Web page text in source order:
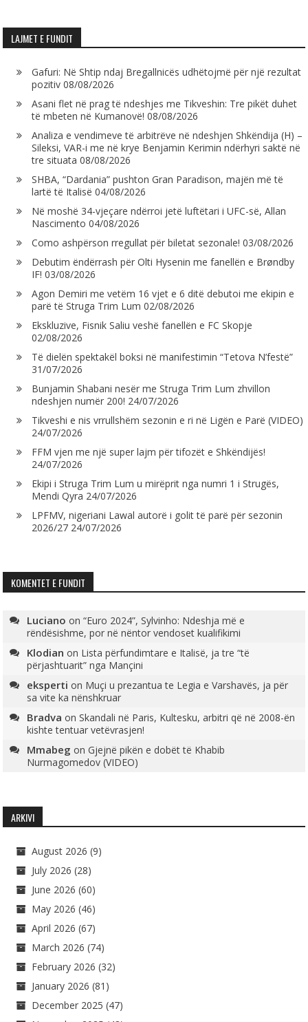
LAJMET E FUNDIT
Gafuri: Në Shtip ndaj Bregallnicës udhëtojmë për një rezultat
pozitiv 08/08/2026
Asani flet në prag të ndeshjes me Tikveshin: Tre pikët duhet
të mbeten në Kumanovë! 08/08/2026
Analiza e vendimeve të arbitrëve në ndeshjen Shkëndija (H) –
Sileksi, VAR-i me në krye Benjamin Kerimin ndërhyri saktë në
tre situata 08/08/2026
SHBA, “Dardania” pushton Gran Paradison, majën më të
lartë të Italisë 04/08/2026
Në moshë 34-vjeçare ndërroi jetë luftëtari i UFC-së, Allan
Nascimento 04/08/2026
Como ashpërson rregullat për biletat sezonale! 03/08/2026
Debutim ëndërrash për Olti Hysenin me fanellën e Brøndby
IF! 03/08/2026
Agon Demiri me vetëm 16 vjet e 6 ditë debutoi me ekipin e
parë të Struga Trim Lum 02/08/2026
Ekskluzive, Fisnik Saliu veshë fanellën e FC Skopje
02/08/2026
Të dielën spektakël boksi në manifestimin “Tetova N’festë”
31/07/2026
Bunjamin Shabani nesër me Struga Trim Lum zhvillon
ndeshjen numër 200! 24/07/2026
Tikveshi e nis vrrullshëm sezonin e ri në Ligën e Parë (VIDEO)
24/07/2026
FFM vjen me një super lajm për tifozët e Shkëndijës!
24/07/2026
Ekipi i Struga Trim Lum u mirëprit nga numri 1 i Strugës,
Mendi Qyra 24/07/2026
LPFMV, nigeriani Lawal autorë i golit të parë për sezonin
2026/27 24/07/2026
KOMENTET E FUNDIT
Luciano on“Euro 2024”, Sylvinho: Ndeshja më e
rëndësishme, por në nëntor vendoset kualifikimi
Klodian on Lista përfundimtare e Italisë, ja tre “të
përjashtuarit” nga Mançini
eksperti on Muçi u prezantua te Legia e Varshavës, ja për
sa vite ka nënshkruar
Bradva onSkandali në Paris, Kultesku, arbitri që në 2008-ën
kishte tentuar vetëvrasjen!
Mmabeg onGjejnë pikën e dobët të Khabib
Nurmagomedov (VIDEO)
ARKIVI
August 2026 (9)
July 2026 (28)
June 2026 (60)
May 2026 (46)
April 2026 (67)
March 2026 (74)
February 2026 (32)
January 2026 (81)
December 2025 (47)